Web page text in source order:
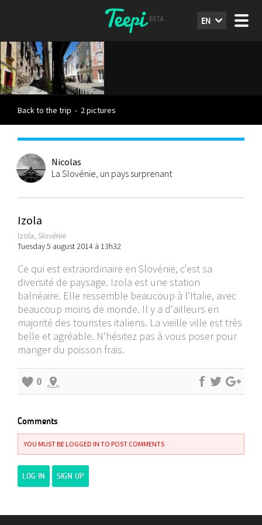
EN
Back to the trip - 2 pictures
Nicolas
La Slovénie, un pays surprenant
Izola
Izola, Slovénie
Tuesday 5 august 2014 à 13h32
Ce qui est extraordinaire en Slovénie, c'est sa
diversité de paysage. Izola est une station
balnéaire. Elle ressemble beaucoup à l'Italie, avec
beaucoup moins de monde. Il y a d'ailleurs en
majorité des touristes italiens. La vieille ville est très
belle et agréable. N'hésitez pas à vous poser pour
manger du poisson frais.
0
Comments
YOU MUST BE LOGGED IN TO POST COMMENTS
LOG IN SIGN UP